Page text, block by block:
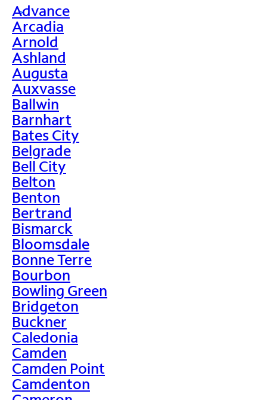
>
Advance
Arcadia
Arnold
Ashland
Augusta
Auxvasse
Ballwin
Barnhart
Bates City
Belgrade
Bell City
Belton
Benton
Bertrand
Bismarck
Bloomsdale
Bonne Terre
Bourbon
Bowling Green
Bridgeton
Buckner
Caledonia
Camden
Camden Point
Camdenton